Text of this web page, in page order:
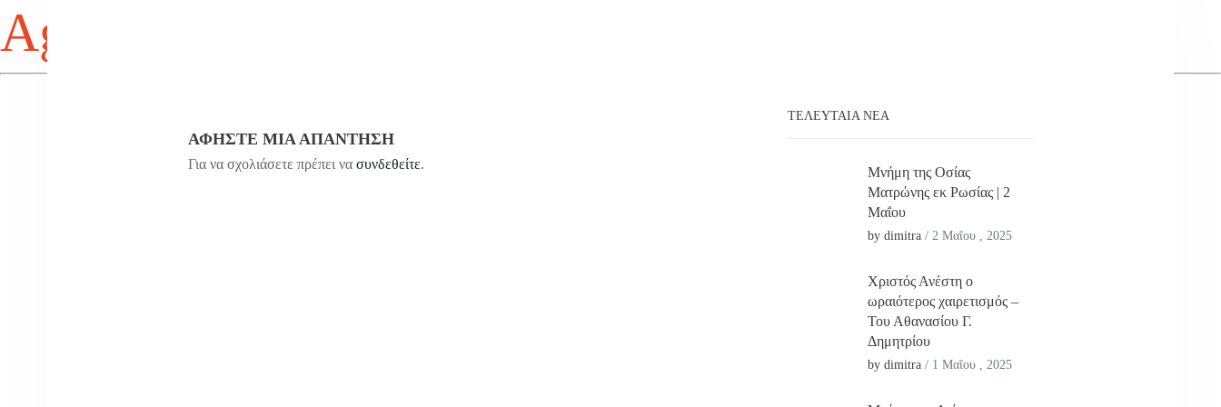
Agios Antonios
ΑΦΉΣΤΕ ΜΙΑ ΑΠΆΝΤΗΣΗ
Για να σχολιάσετε πρέπει να συνδεθείτε.
ΤΕΛΕΥΤΑΊΑ ΝΕΑ
Μνήμη της Οσίας
Ματρώνης εκ Ρωσίας | 2
Μαΐου
by dimitra / 2 Μαΐου , 2025
Χριστός Ανέστη ο
ωραιότερος χαιρετισμός –
Του Αθανασίου Γ.
Δημητρίου
by dimitra / 1 Μαΐου , 2025